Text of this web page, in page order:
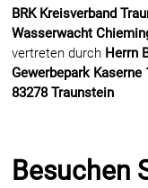
BRK Kreisverband
Wasserwacht
vertreten durch Herrn
Gewerbepark Kaserne
83278 Traunstein
Besuchen